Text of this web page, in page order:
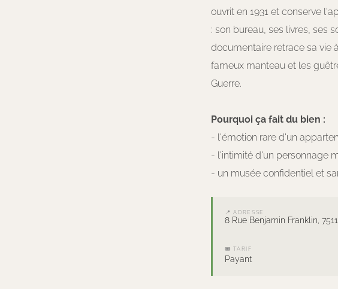
ouvrit en 1931 et conserve
: son bureau, ses livres, ses
documentaire retrace sa vie
fameux manteau et les
Guerre.
Pourquoi ça fait du bien :
- l'émotion rare d'un
- l'intimité d'un personnage
- un musée confidentiel et
📍 ADRESSE
8 Rue Benjamin Franklin,
🎟 TARIF
Payant